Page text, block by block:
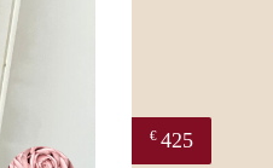
€ 425